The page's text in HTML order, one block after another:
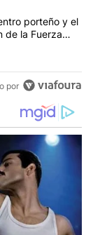
F 16
porteño y el
de la Fuerza
por